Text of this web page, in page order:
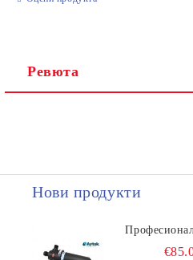
Ревюта
Нови продукти